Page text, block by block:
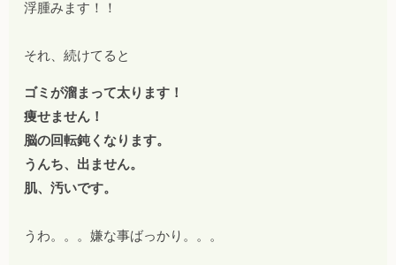
浮腫みます！！
それ、続けてると
ゴミが溜まって太ります！
痩せません！
脳の回転鈍くなります。
うんち、出ません。
肌、汚いです。
うわ。。。嫌な事ばっかり。。。